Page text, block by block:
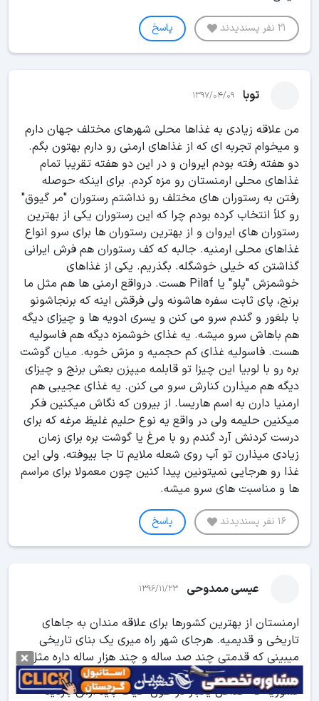
21 نفر پسندیدند پاسخ
توبا 1397/04/09
من علاقه زیادی به غذاها محلی شهرهای مختلف جهان دارم
و میخوام تجربه ای که از غذاهای ارمنی رو دارم بهتون بگم.
دو هفته رفته بودم ایروان و در این دو هفته تقریبا تمام
غذاهای محلی ارمنستان رو مزه کردم. برای اینکه حوصله
رفتن به رستوران های مختلف رو نداشتم رستوران "مر گیوق"
رو کلاً انتخاب کرده بودم چرا که این رستوران یکی از بهترین
رستوران های ایروان و از بهترین رستوران ها برای سرو انواع
غذاهای محلی ارمنیه. جالبه که کف رستوران هم فرش ایرانی
گذاشتن که خیلی خوشگله. بگذریم. یکی از غذاهای
خوشمزش "پلو" یا Pilaf هست. درواقع ارمنی ها هم مثل ما
برنج، پای ثابت سفره هاشونه ولی فرقش اینه که برنجاشونو
با بلغور و گندم سرو می کنن و یسری ادویه ها و چیزای دیگه
هم باهاش سرو میشه. یه غذای خوشمزه دیگه هم فاسولیه
هست. فاسولیه غذای کم حجمیه و مزش خوبه. میان گوشت
بره رو با لوبیا این چیزا تو قابلمه میپزن بعش برنج و چیزای
دیگه هم میذارن کنارش سرو می کنن. یه غذای عجیبی هم
ارمنیا دارن به اسم هاریسا. از بیرون که نگاش میکنین فکر
میکنین حلیمه ولی در واقع یه نوع حلیم غلیظ مرغه که برای
درست کردنش آرد گندم رو با مرغ یا گوشت بره برای زمان
زیادی میذارن تو آب روی شعله ملایم تا جا بیوفته. ولی این
غذا رو هرجایی نمیتونین پیدا کنین چون معمولا برای مراسم
ها و مناسبت های سرو میشه.
16 نفر پسندیدند پاسخ
عیسی ممدوحی 1396/11/23
ارمنستان از بهترین کشورها برای علاقه مندان به جاهای
تاریخی و قدیمیه. هرجای شهر راه میری یک بنای تاریخی
میبینی که قدمتی چند صد ساله و چند هزار ساله داره مثل
کلیسای گغارد که خیلی معروفه. کلی بخوایم بگیم ارمنستان
کشوریه که حداقل یکبار در طول حیات باید ازش بازدید